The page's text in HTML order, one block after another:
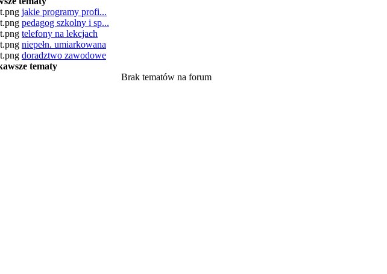
jakie programy profi...
pedagog szkolny i sp...
telefony na lekcjach
niepełn. umiarkowana
doradztwo zawodowe
tematy
Brak tematów na forum